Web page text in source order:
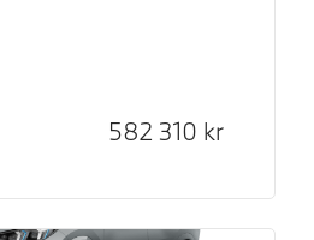
Kontantpris
582 310 kr